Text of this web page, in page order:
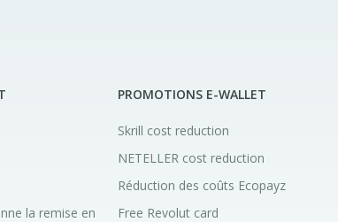
la remise en
PROMOTIONS E-WALLET
Skrill cost reduction
NETELLER cost reduction
Réduction des coûts Ecopayz
Free Revolut card